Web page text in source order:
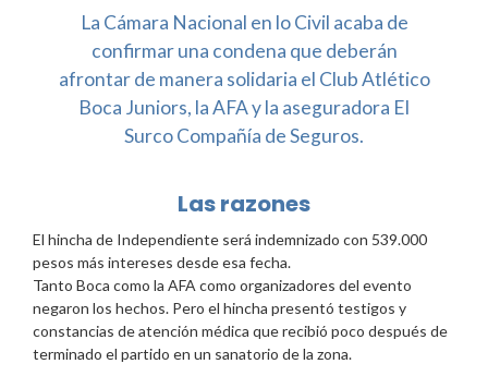
La Cámara Nacional en lo Civil acaba de
confirmar una condena que deberán
afrontar de manera solidaria el Club Atlético
Boca Juniors, la AFA y la aseguradora El
Surco Compañía de Seguros.
Las razones
El hincha de Independiente será indemnizado con 539.000
pesos más intereses desde esa fecha.
Tanto Boca como la AFA como organizadores del evento
negaron los hechos. Pero el hincha presentó testigos y
constancias de atención médica que recibió poco después de
terminado el partido en un sanatorio de la zona.